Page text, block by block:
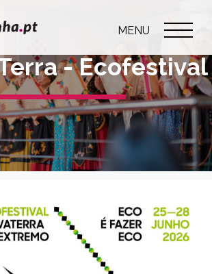
MENU
- Ecofestival